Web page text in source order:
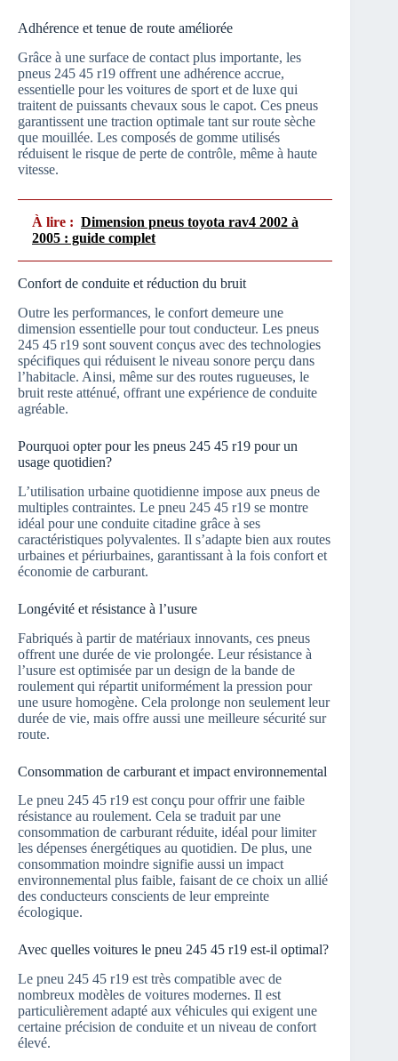
Adhérence et tenue de route améliorée
Grâce à une surface de contact plus importante, les
pneus 245 45 r19 offrent une adhérence accrue,
essentielle pour les voitures de sport et de luxe qui
traitent de puissants chevaux sous le capot. Ces pneus
garantissent une traction optimale tant sur route sèche
que mouillée. Les composés de gomme utilisés
réduisent le risque de perte de contrôle, même à haute
vitesse.
À lire : Dimension pneus toyota rav4 2002 à
2005 : guide complet
Confort de conduite et réduction du bruit
Outre les performances, le confort demeure une
dimension essentielle pour tout conducteur. Les pneus
245 45 r19 sont souvent conçus avec des technologies
spécifiques qui réduisent le niveau sonore perçu dans
l’habitacle. Ainsi, même sur des routes rugueuses, le
bruit reste atténué, offrant une expérience de conduite
agréable.
Pourquoi opter pour les pneus 245 45 r19 pour un
usage quotidien?
L’utilisation urbaine quotidienne impose aux pneus de
multiples contraintes. Le pneu 245 45 r19 se montre
idéal pour une conduite citadine grâce à ses
caractéristiques polyvalentes. Il s’adapte bien aux routes
urbaines et périurbaines, garantissant à la fois confort et
économie de carburant.
Longévité et résistance à l’usure
Fabriqués à partir de matériaux innovants, ces pneus
offrent une durée de vie prolongée. Leur résistance à
l’usure est optimisée par un design de la bande de
roulement qui répartit uniformément la pression pour
une usure homogène. Cela prolonge non seulement leur
durée de vie, mais offre aussi une meilleure sécurité sur
route.
Consommation de carburant et impact environnemental
Le pneu 245 45 r19 est conçu pour offrir une faible
résistance au roulement. Cela se traduit par une
consommation de carburant réduite, idéal pour limiter
les dépenses énergétiques au quotidien. De plus, une
consommation moindre signifie aussi un impact
environnemental plus faible, faisant de ce choix un allié
des conducteurs conscients de leur empreinte
écologique.
Avec quelles voitures le pneu 245 45 r19 est-il optimal?
Le pneu 245 45 r19 est très compatible avec de
nombreux modèles de voitures modernes. Il est
particulièrement adapté aux véhicules qui exigent une
certaine précision de conduite et un niveau de confort
élevé.